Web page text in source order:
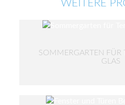
WEITERE
SOMMERGARTEN FÜR
GLAS